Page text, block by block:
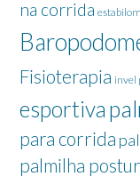
na corrida
Fisioterapia invel
esportiva
para corrida
palmilha